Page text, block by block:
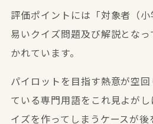
評価ポイントには「対象者（
易いクイズ問題及び解説とな
かれています。
パイロットを目指す熱意が空
ている専門用語をこれ見よが
イズを作ってしまうケースが後